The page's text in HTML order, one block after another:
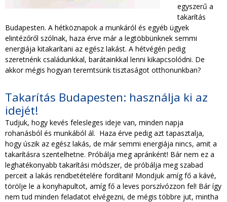
egyszerű a
takarítás
Budapesten. A hétköznapok a munkáról és egyéb ügyek
elintézőről szólnak, haza érve már a legtöbbünknek semmi
energiája kitakarítani az egész lakást. A hétvégén pedig
szeretnénk családunkkal, barátainkkal lenni kikapcsolódni. De
akkor mégis hogyan teremtsünk tisztaságot otthonunkban?
Takarítás Budapesten: használja ki az
idejét!
Tudjuk, hogy kevés felesleges ideje van, minden napja
rohanásból és munkából ál. Haza érve pedig azt tapasztalja,
hogy úszik az egész lakás, de már semmi energiája nincs, amit a
takarításra szentelhetne. Próbálja meg apránként! Bár nem ez a
leghatékonyabb takarítási módszer, de próbálja meg szabad
perceit a lakás rendbetételére fordítani! Mondjuk amíg fő a kávé,
törölje le a konyhapultot, amíg fő a leves porszívózzon fel! Bár így
nem tud minden feladatot elvégezni, de mégis többre jut, mintha